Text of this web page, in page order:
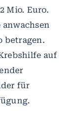
Mio. Euro.
betragen.
auf
für